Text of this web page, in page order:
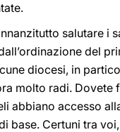
salutare i
del
diocesi, in
molto radi.
abbiano accesso
base. Certuni tra